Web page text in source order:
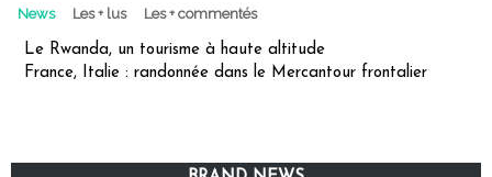
News Les + lus Les + commentés
Le Rwanda, un tourisme à haute altitude
France, Italie : randonnée dans le Mercantour frontalier